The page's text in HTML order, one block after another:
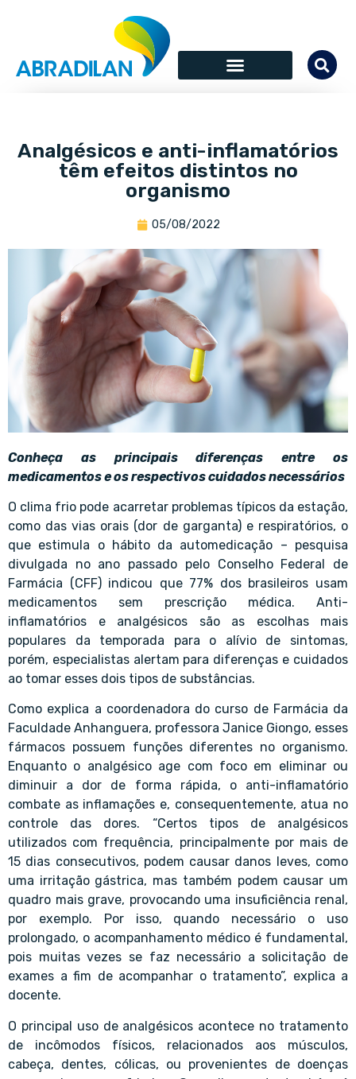
Analgésicos e anti-inflamatórios
têm efeitos distintos no
organismo
05/08/2022
Conheça as principais diferenças entre os
medicamentos e os respectivos cuidados necessários
O clima frio pode acarretar problemas típicos da estação,
como das vias orais (dor de garganta) e respiratórios, o
que estimula o hábito da automedicação – pesquisa
divulgada no ano passado pelo Conselho Federal de
Farmácia (CFF) indicou que 77% dos brasileiros usam
medicamentos sem prescrição médica. Anti-
inflamatórios e analgésicos são as escolhas mais
populares da temporada para o alívio de sintomas,
porém, especialistas alertam para diferenças e cuidados
ao tomar esses dois tipos de substâncias.
Como explica a coordenadora do curso de Farmácia da
Faculdade Anhanguera, professora Janice Giongo, esses
fármacos possuem funções diferentes no organismo.
Enquanto o analgésico age com foco em eliminar ou
diminuir a dor de forma rápida, o anti-inflamatório
combate as inflamações e, consequentemente, atua no
controle das dores. “Certos tipos de analgésicos
utilizados com frequência, principalmente por mais de
15 dias consecutivos, podem causar danos leves, como
uma irritação gástrica, mas também podem causar um
quadro mais grave, provocando uma insuficiência renal,
por exemplo. Por isso, quando necessário o uso
prolongado, o acompanhamento médico é fundamental,
pois muitas vezes se faz necessário a solicitação de
exames a fim de acompanhar o tratamento”, explica a
docente.
O principal uso de analgésicos acontece no tratamento
de incômodos físicos, relacionados aos músculos,
cabeça, dentes, cólicas, ou provenientes de doenças